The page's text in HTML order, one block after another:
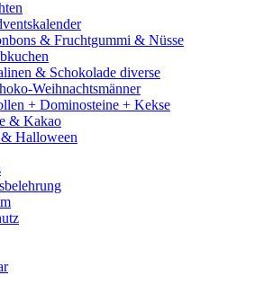
& Fruchtgummi & Nüsse
& Schokolade diverse
Weihnachtsmänner
+ Dominosteine + Kekse
& Kakao
Halloween